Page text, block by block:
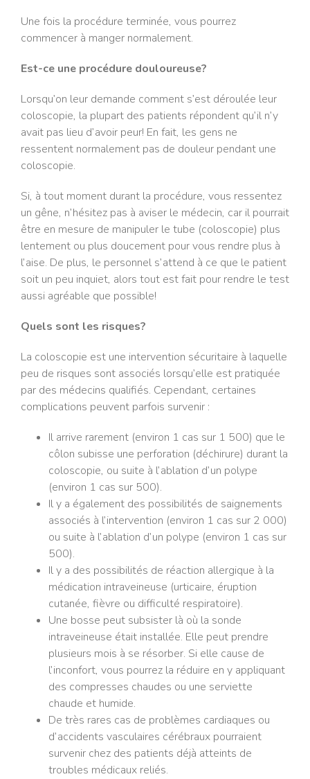
Une fois la procédure terminée, vous pourrez
commencer à manger normalement.
Est-ce une procédure douloureuse?
Lorsqu’on leur demande comment s’est déroulée leur
coloscopie, la plupart des patients répondent qu’il n’y
avait pas lieu d’avoir peur! En fait, les gens ne
ressentent normalement pas de douleur pendant une
coloscopie.
Si, à tout moment durant la procédure, vous ressentez
un gêne, n’hésitez pas à aviser le médecin, car il pourrait
être en mesure de manipuler le tube (coloscopie) plus
lentement ou plus doucement pour vous rendre plus à
l’aise. De plus, le personnel s’attend à ce que le patient
soit un peu inquiet, alors tout est fait pour rendre le test
aussi agréable que possible!
Quels sont les risques?
La coloscopie est une intervention sécuritaire à laquelle
peu de risques sont associés lorsqu’elle est pratiquée
par des médecins qualifiés. Cependant, certaines
complications peuvent parfois survenir :
Il arrive rarement (environ 1 cas sur 1 500) que le
côlon subisse une perforation (déchirure) durant la
coloscopie, ou suite à l’ablation d’un polype
(environ 1 cas sur 500).
Il y a également des possibilités de saignements
associés à l’intervention (environ 1 cas sur 2 000)
ou suite à l’ablation d’un polype (environ 1 cas sur
500).
Il y a des possibilités de réaction allergique à la
médication intraveineuse (urticaire, éruption
cutanée, fièvre ou difficulté respiratoire).
Une bosse peut subsister là où la sonde
intraveineuse était installée. Elle peut prendre
plusieurs mois à se résorber. Si elle cause de
l’inconfort, vous pourrez la réduire en y appliquant
des compresses chaudes ou une serviette
chaude et humide.
De très rares cas de problèmes cardiaques ou
d’accidents vasculaires cérébraux pourraient
survenir chez des patients déjà atteints de
troubles médicaux reliés.